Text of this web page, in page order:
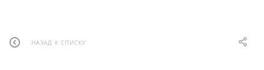
НАЗАД К СПИСКУ